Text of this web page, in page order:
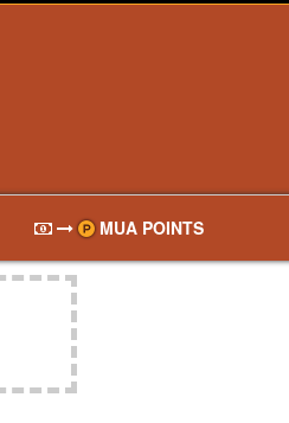
MUA POINTS